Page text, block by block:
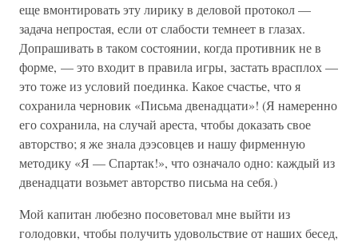
еще вмонтировать эту лирику в деловой протокол —
задача непростая, если от слабости темнеет в глазах.
Допрашивать в таком состоянии, когда противник не в
форме, — это входит в правила игры, застать врасплох —
это тоже из условий поединка. Какое счастье, что я
сохранила черновик «Письма двенадцати»! (Я намеренно
его сохранила, на случай ареста, чтобы доказать свое
авторство; я же знала дээсовцев и нашу фирменную
методику «Я — Спартак!», что означало одно: каждый из
двенадцати возьмет авторство письма на себя.)
Мой капитан любезно посоветовал мне выйти из
голодовки, чтобы получить удовольствие от наших бесед,